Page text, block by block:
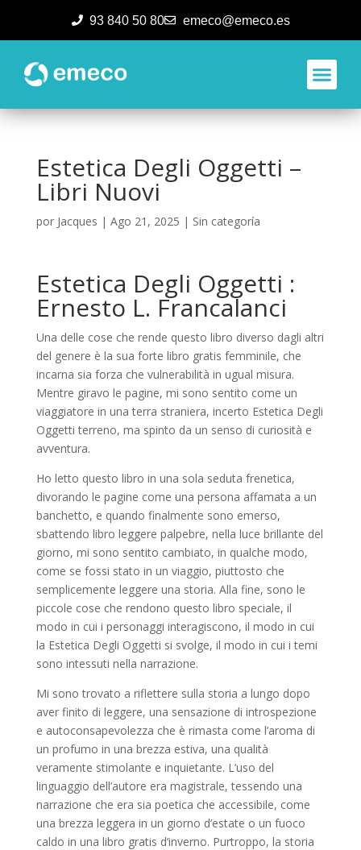
93 840 50 80 emeco@emeco.es
Estetica Degli Oggetti –
Libri Nuovi
por Jacques | Ago 21, 2025 | Sin categoría
Estetica Degli Oggetti :
Ernesto L. Francalanci
Una delle cose che rende questo libro diverso dagli altri
del genere è la sua forte libro gratis femminile, che
incarna sia forza che vulnerabilità in ugual misura.
Mentre giravo le pagine, mi sono sentito come un
viaggiatore in una terra straniera, incerto Estetica Degli
Oggetti terreno, ma spinto da un senso di curiosità e
avventura.
Ho letto questo libro in una sola seduta frenetica,
divorando le pagine come una persona affamata a un
banchetto, e quando finalmente sono emerso,
sbattendo libro leggere palpebre, nella luce brillante del
giorno, mi sono sentito cambiato, in qualche modo,
come se fossi stato in un viaggio, piuttosto che
semplicemente leggere una storia. Alla fine, sono le
piccole cose che rendono questo libro speciale, il
modo in cui i personaggi interagiscono, il modo in cui
la Estetica Degli Oggetti si svolge, il modo in cui i temi
sono intessuti nella narrazione.
Mi sono trovato a riflettere sulla storia a lungo dopo
aver finito di leggere, una sensazione di introspezione
e autoconsapevolezza che è rimasta come l’aroma di
un profumo in una brezza estiva, una qualità
veramente stimolante e inquietante. L’uso del
linguaggio dell’autore era magistrale, tessendo una
narrazione che era sia poetica che accessibile, come
una brezza leggera in un giorno d’estate o un fuoco
caldo in una libro gratis d’inverno. Purtroppo, la storia